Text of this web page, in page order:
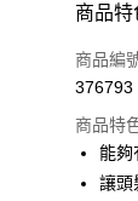
付款方
信用卡
PayMe
商品特
商品編
376793
商品特
能夠
讓頭